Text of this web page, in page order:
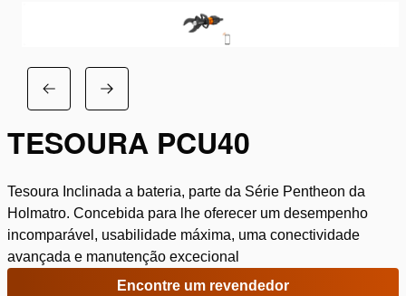
TESOURA PCU40
Tesoura Inclinada a bateria, parte da Série Pentheon da
Holmatro. Concebida para lhe oferecer um desempenho
incomparável, usabilidade máxima, uma conectividade
avançada e manutenção excecional
Encontre um revendedor